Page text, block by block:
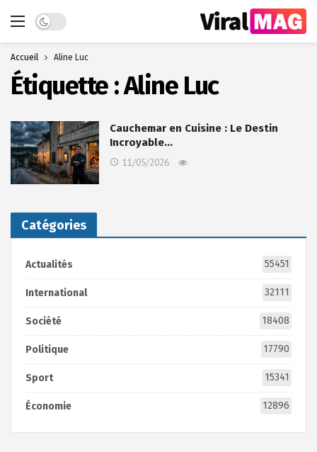
Dark mode
Accueil Aline Luc
Étiquette :Aline Luc
Cauchemar en Cuisine : Le Destin
Incroyable…
11/05/2026
Catégories
Actualités 55451
International 32111
Société 18408
Politique 17790
Sport 15341
Économie 12896